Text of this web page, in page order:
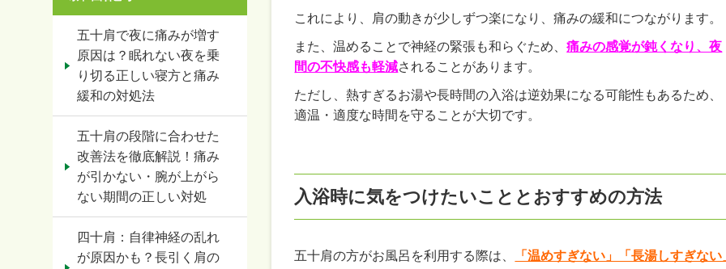
これにより、肩の動きが少しずつ楽になり、痛みの緩和につながります。
また、温めることで神経の緊張も和らぐため、痛みの感覚が鈍くなり、夜
間の不快感も軽減されることがあります。
ただし、熱すぎるお湯や長時間の入浴は逆効果になる可能性もあるため、
適温・適度な時間を守ることが大切です。
入浴時に気をつけたいこととおすすめの方法
五十肩の方がお風呂を利用する際は、 「温めすぎない」「長湯しすぎな
五十肩で夜に痛みが増す
原因は？眠れない夜を乗
り切る正しい寝方と痛み
緩和の対処法
五十肩の段階に合わせた
改善法を徹底解説！痛み
が引かない・腕が上がら
ない期間の正しい対処
四十肩：自律神経の乱れ
が原因かも？長引く肩の